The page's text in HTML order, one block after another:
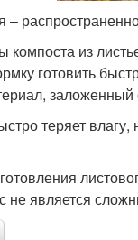
–
из
готовить
заложенный
теряет
не является